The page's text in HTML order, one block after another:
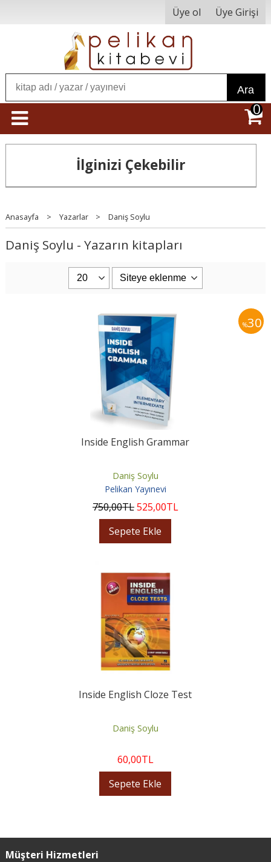
Üye ol Üye Girişi
Ara
0
İlginizi Çekebilir
Anasayfa > Yazarlar > Daniş Soylu
Daniş Soylu - Yazarın kitapları
%30
Inside English Grammar
Daniş Soylu
Pelikan Yayınevi
750,00TL525,00TL
Sepete Ekle
Inside English Cloze Test
Daniş Soylu
60,00TL
Sepete Ekle
Müşteri Hizmetleri